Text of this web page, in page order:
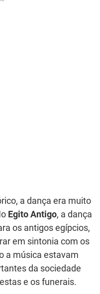
a dança era muito
Egito Antigo, a dança
os antigos egípcios,
em sintonia com os
a música estavam
da sociedade
e os funerais.